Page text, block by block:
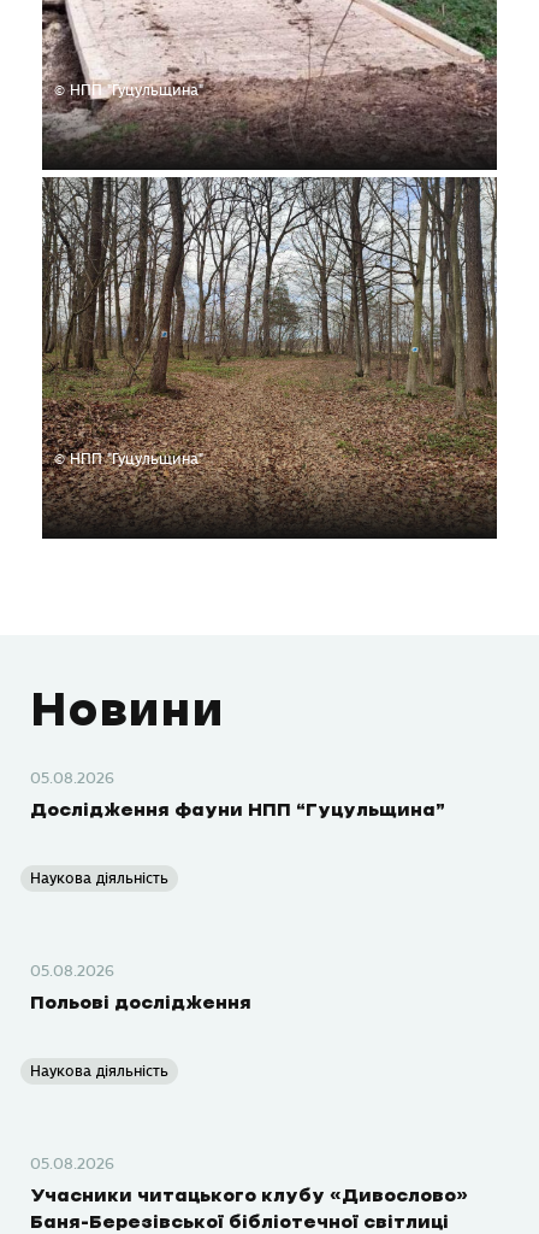
© НПП "Гуцульщина"
© НПП "Гуцульщина"
Новини
05.08.2026
Дослідження фауни НПП “Гуцульщина”
Наукова діяльність
05.08.2026
Польові дослідження
Наукова діяльність
05.08.2026
Учасники читацького клубу «Дивослово»
Баня-Березівської бібліотечної світлиці